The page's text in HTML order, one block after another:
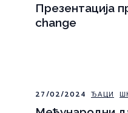
Презентација
change
27/02/2024 ЂАЦИ